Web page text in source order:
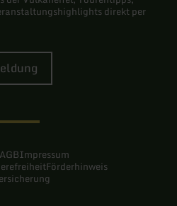
direkt per
AGBImpressum
Förderhinweis